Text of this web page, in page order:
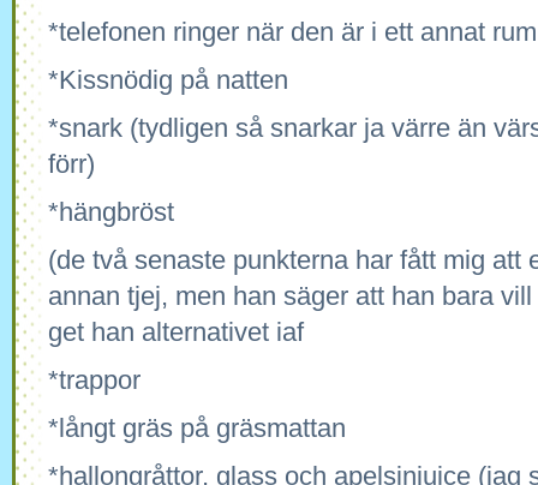
*telefonen ringer när den är i ett annat rum
*Kissnödig på natten
*snark (tydligen så snarkar ja värre än
förr)
*hängbröst
(de två senaste punkterna har fått mig att
annan tjej, men han säger att han bara
get han alternativet iaf
*trappor
*långt gräs på gräsmattan
*hallongråttor, glass och apelsinjuice (jag